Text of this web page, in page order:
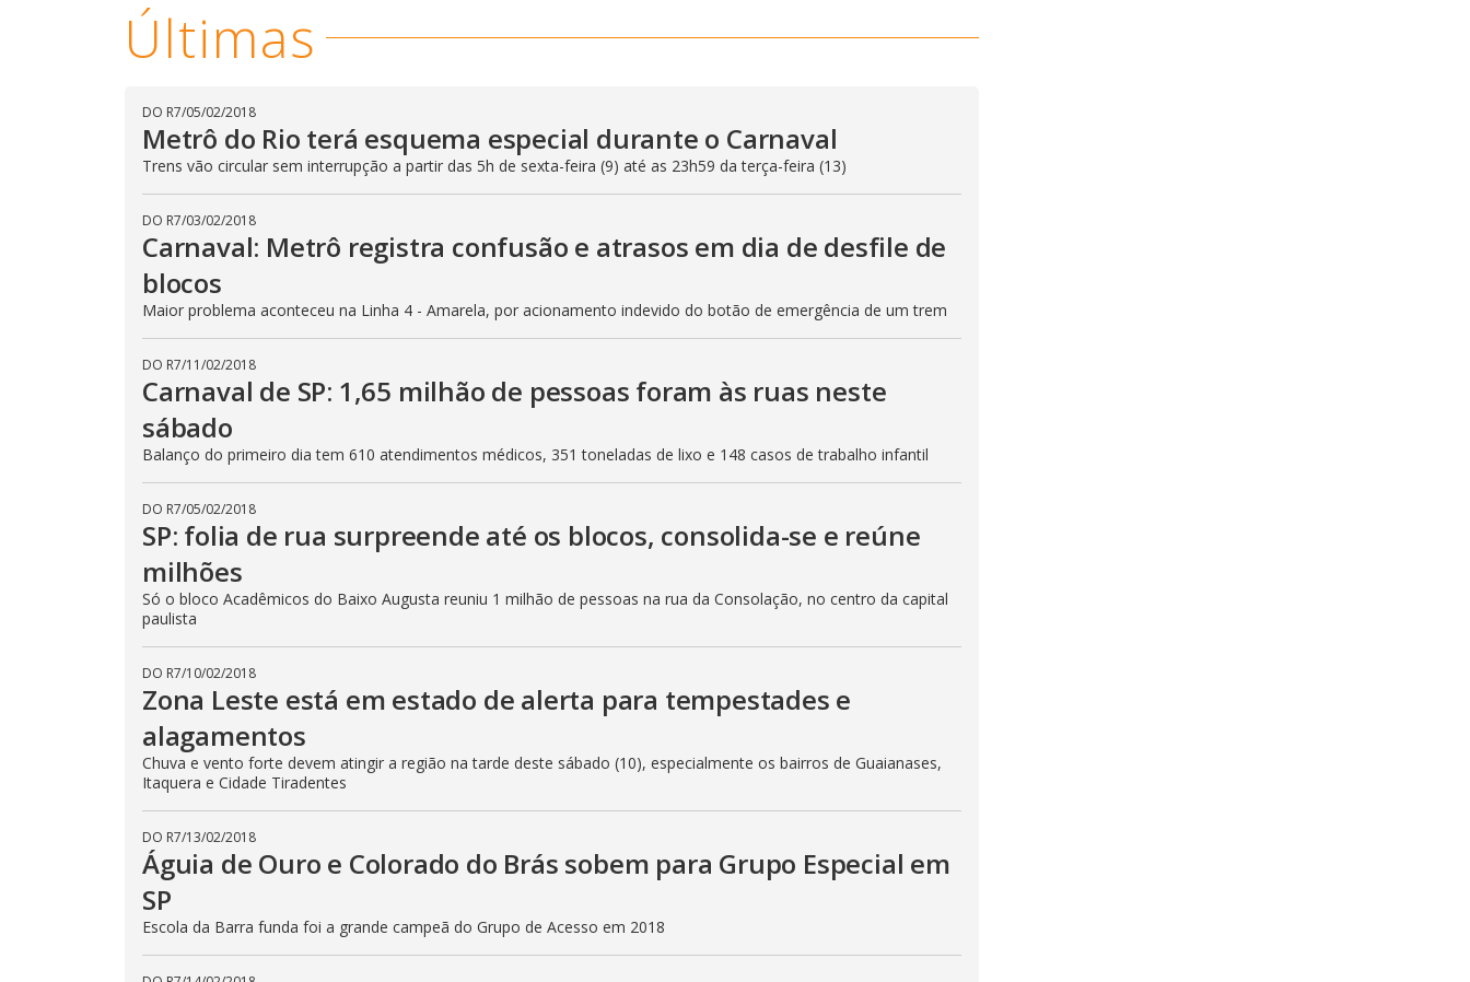
Últimas
DO R7/05/02/2018
Metrô do Rio terá esquema especial durante o Carnaval
Trens vão circular sem interrupção a partir das 5h de sexta-feira (9) até as 23h59 da terça-feira (13)
DO R7/03/02/2018
Carnaval: Metrô registra confusão e atrasos em dia de desfile de
blocos
Maior problema aconteceu na Linha 4 - Amarela, por acionamento indevido do botão de emergência de um trem
DO R7/11/02/2018
Carnaval de SP: 1,65 milhão de pessoas foram às ruas neste
sábado
Balanço do primeiro dia tem 610 atendimentos médicos, 351 toneladas de lixo e 148 casos de trabalho infantil
DO R7/05/02/2018
SP: folia de rua surpreende até os blocos, consolida-se e reúne
milhões
Só o bloco Acadêmicos do Baixo Augusta reuniu 1 milhão de pessoas na rua da Consolação, no centro da capital
paulista
DO R7/10/02/2018
Zona Leste está em estado de alerta para tempestades e
alagamentos
Chuva e vento forte devem atingir a região na tarde deste sábado (10), especialmente os bairros de Guaianases,
Itaquera e Cidade Tiradentes
DO R7/13/02/2018
Águia de Ouro e Colorado do Brás sobem para Grupo Especial em
SP
Escola da Barra funda foi a grande campeã do Grupo de Acesso em 2018